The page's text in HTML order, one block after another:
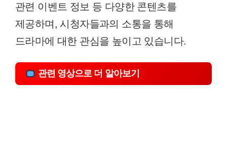
관련 이벤트 정보 등 다양한 콘텐츠를
제공하며, 시청자들과의 소통을 통해
드라마에 대한 관심을 높이고 있습니다.
관련 영상으로 더 알아보기